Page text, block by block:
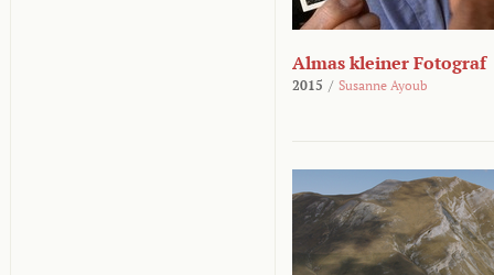
Almas kleiner Fotograf
2015 / Susanne Ayoub